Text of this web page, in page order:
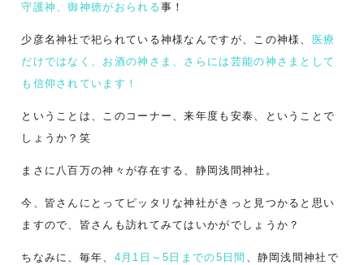
守護神、御神徳がおられる事！
少彦名神社で祀られている神様なんですが、この神様、 医療
だけではなく、お酒の神さま、さらには芸能の神さまとして
も信仰されています！
ということは、このコーナー、来年度も安泰、ということで
しょうか？笑
まさに八百万の神々が存在する、静岡浅間神社。
今、皆さんにとってピッタリな神社がきっと見つかると思い
ますので、皆さんも訪れてみてはいかがでしょうか？
ちなみに、毎年、 4月1日～5日までの5日間 、静岡浅間神社で